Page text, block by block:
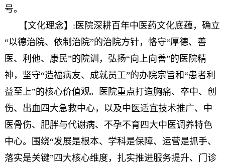
号。
【文化理念】:医院深耕百年中医药文化底蕴，确立
“以德治院、依制治院”的治院方针，恪守“厚德、善
医、利他、康民”的院训，弘扬“向上向善”的医院精
神，坚守“造福病友、成就员工”的办院宗旨和“患者利
益至上”的核心价值观。医院重点打造胸痛、卒中、创
伤、出血四大急救中心，以及中医适宜技术推广、中
医骨伤、肥胖与代谢病、不孕不育四大中医调养特色
中心。围绕“发展是根本、学科是保障、运营是抓手、
落实是关键”四大核心维度，扎实推进服务提升、门诊